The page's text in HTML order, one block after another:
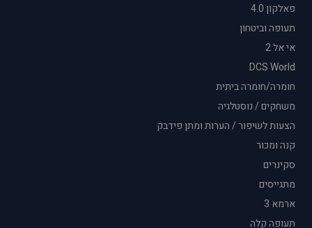
פאלקון 4.0
תעופה וביטחון
אי אל 2
DCS World
חומרה/חומרה ביתית
משחקים / נוסטלגיה
הצעות לשיפור / הערות ומתן פידבק
קנה ומכור
סקינרים
מתגייסים
ארמא 3
תעופה קלה